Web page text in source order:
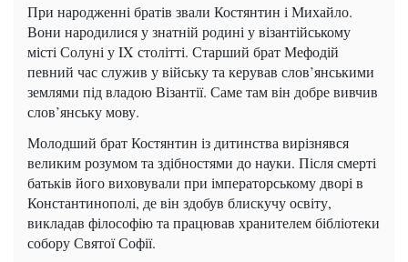
При народженні братів звали Костянтин і Михайло.
Вони народилися у знатній родині у візантійському
місті Солуні у IX столітті. Старший брат Мефодій
певний час служив у війську та керував слов’янськими
землями під владою Візантії. Саме там він добре вивчив
слов’янську мову.
Молодший брат Костянтин із дитинства вирізнявся
великим розумом та здібностями до науки. Після смерті
батьків його виховували при імператорському дворі в
Константинополі, де він здобув блискучу освіту,
викладав філософію та працював хранителем бібліотеки
собору Святої Софії.